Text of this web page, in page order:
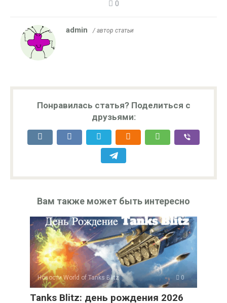
0
admin / автор статьи
Понравилась статья? Поделиться с
друзьями:
Вам также может быть интересно
Новости World of Tanks Blitz 0
Tanks Blitz: день рождения 2026